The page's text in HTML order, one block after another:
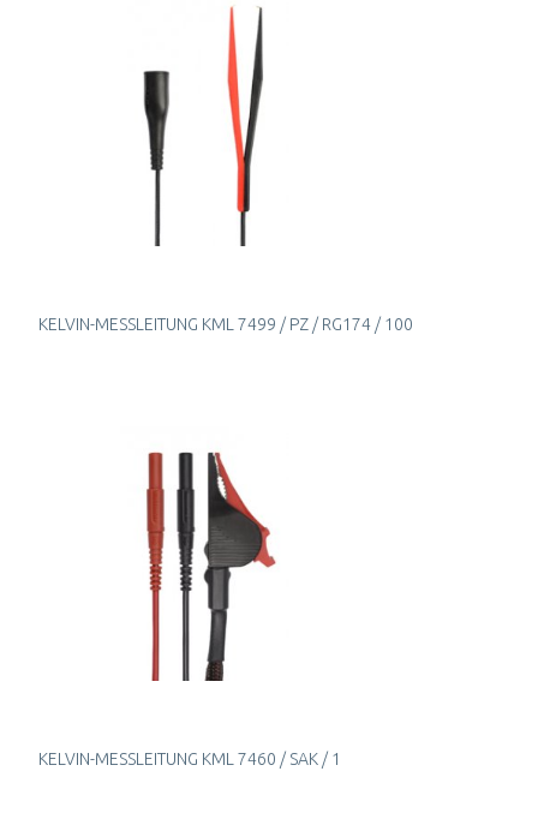
KELVIN-MESSLEITUNG KML 7499 / PZ / RG174 / 100
KELVIN-MESSLEITUNG KML 7460 / SAK / 1